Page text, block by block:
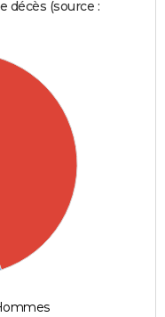
décès (source :